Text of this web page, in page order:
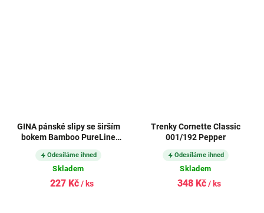
GINA pánské slipy se širším
bokem Bamboo PureLine
51003P
Odesíláme ihned
Skladem
227 Kč/ ks
Trenky Cornette Classic
001/192 Pepper
Odesíláme ihned
Skladem
348 Kč/ ks